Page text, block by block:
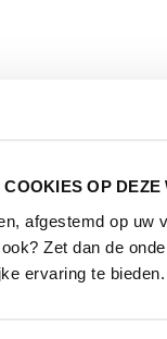
OP DEZE
afgestemd op
Zet dan de
ervaring te bieden.